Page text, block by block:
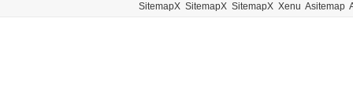
SitemapX SitemapX SitemapX Xenu Asitemap